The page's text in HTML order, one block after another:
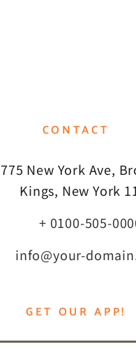
CONTACT
775 New York Ave,
Kings, New York
+ 0100-505-
info@your-
GET OUR APP!